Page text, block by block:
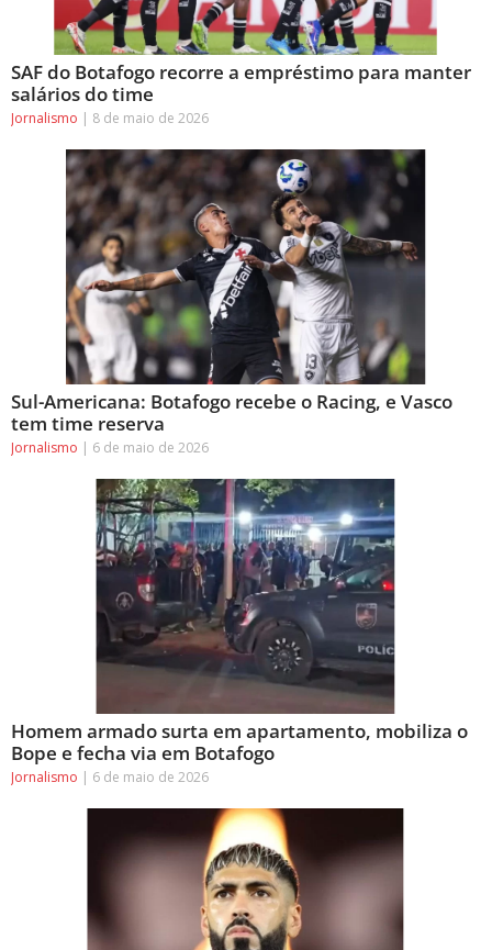
SAF do Botafogo recorre a empréstimo para manter
salários do time
Jornalismo 8 de maio de 2026
Sul-Americana: Botafogo recebe o Racing, e Vasco
tem time reserva
Jornalismo 6 de maio de 2026
Homem armado surta em apartamento, mobiliza o
Bope e fecha via em Botafogo
Jornalismo 6 de maio de 2026